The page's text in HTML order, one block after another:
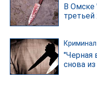
В Омске
Криминал
"Черная
снова